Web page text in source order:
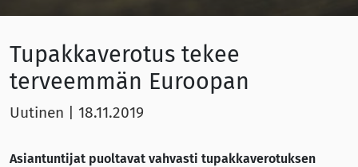
Tupakkaverotus tekee
terveemmän Euroopan
Uutinen 18.11.2019
Asiantuntijat puoltavat vahvasti tupakkaverotuksen